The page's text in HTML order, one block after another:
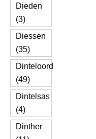
Dieden
(3)
Diessen
(35)
Dinteloord
(49)
Dintelsas
(4)
Dinther